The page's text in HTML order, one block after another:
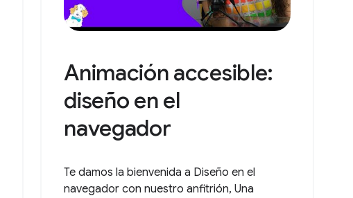
Animación accesible:
diseño en el
navegador
Te damos la bienvenida a Diseño en el
navegador con nuestro anfitrión, Una